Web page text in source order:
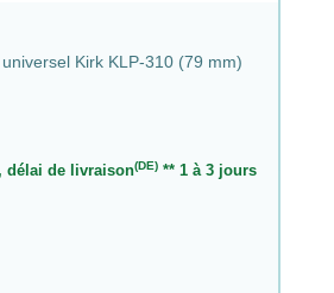
universel Kirk KLP-310 (79 mm)
délai de livraison(DE)** 1 à 3 jours